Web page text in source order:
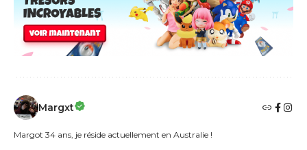
Margxt
Margot 34 ans, je réside actuellement en Australie !